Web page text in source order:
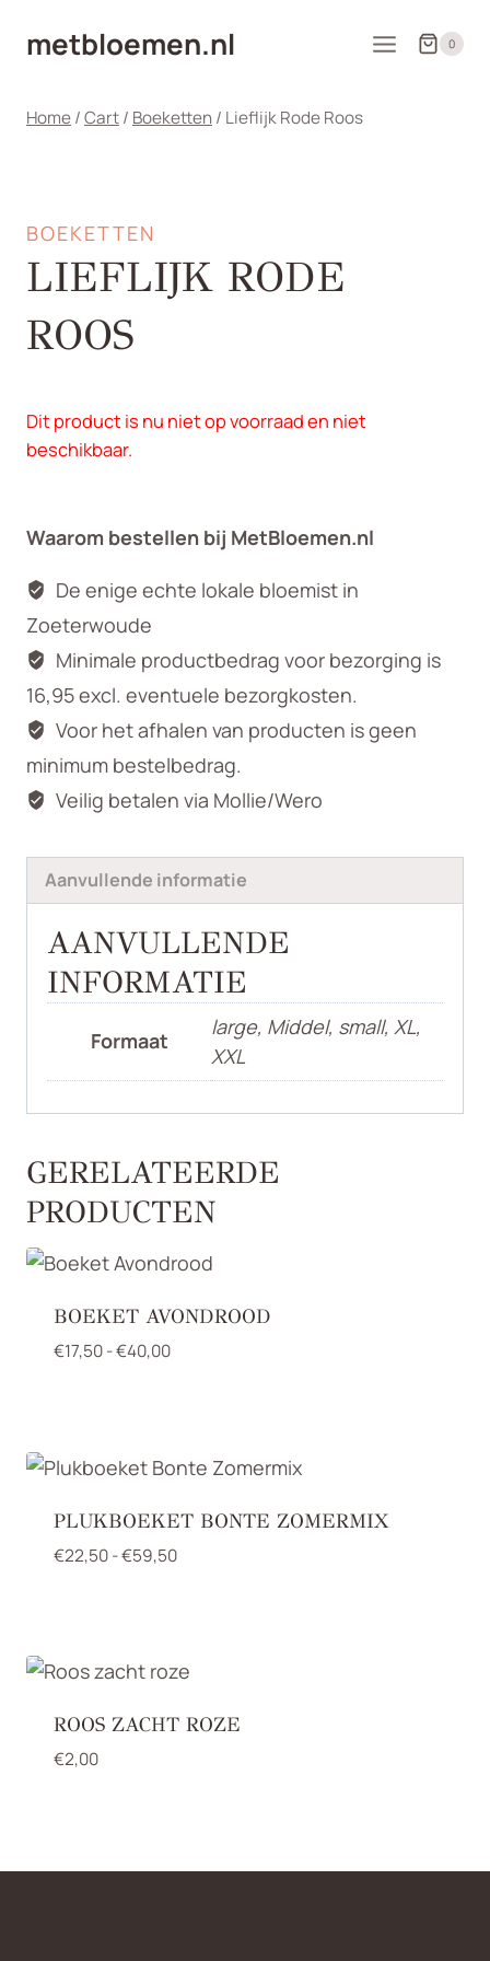
naarmetbloemen.nl 0
Home/Cart/ Boeketten/ Lieflijk Rode Roos
BOEKETTEN
LIEFLIJK RODE
ROOS
Dit product is nu niet op voorraad en niet
beschikbaar.
Waarom bestellen bij MetBloemen.nl
De enige echte lokale bloemist in
Zoeterwoude
Minimale productbedrag voor bezorging is
16,95 excl. eventuele bezorgkosten.
Voor het afhalen van producten is geen
minimum bestelbedrag.
Veilig betalen via Mollie/Wero
Aanvullende informatie
AANVULLENDE
INFORMATIE
Formaat
large, Middel, small, XL,
XXL
GERELATEERDE
PRODUCTEN
BOEKET AVONDROOD
€17,50-€40,00Prijsklasse:
PLUKBOEKET BONTE ZOMERMIX
€22,50-€59,50Prijsklasse:
ROOS ZACHT ROZE
€2,00